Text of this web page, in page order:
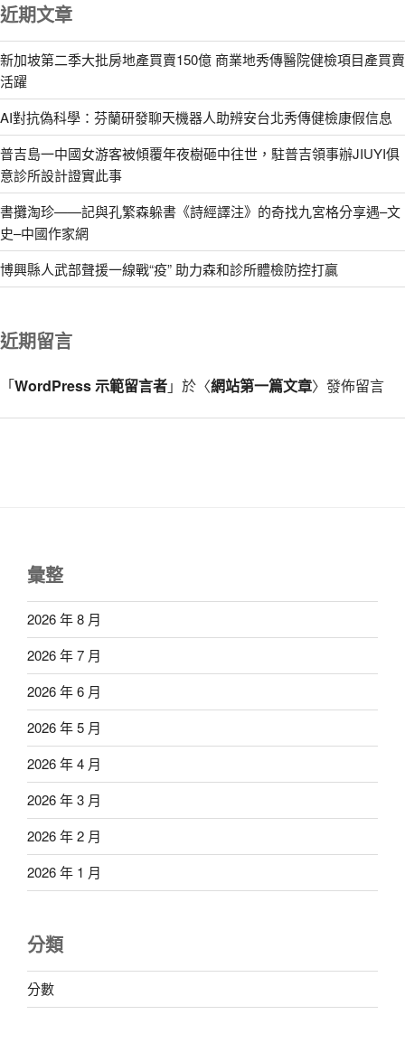
近期文章
新加坡第二季大批房地產買賣150億 商業地秀傳醫院健檢項目產買賣
活躍
AI對抗偽科學：芬蘭研發聊天機器人助辨安台北秀傳健檢康假信息
普吉島一中國女游客被傾覆年夜樹砸中往世，駐普吉領事辦JIUYI俱
意診所設計證實此事
書攤淘珍——記與孔繁森躲書《詩經譯注》的奇找九宮格分享遇–文
史–中國作家網
博興縣人武部聲援一線戰“疫” 助力森和診所體檢防控打贏
近期留言
「WordPress 示範留言者」於〈網站第一篇文章〉發佈留言
彙整
2026 年 8 月
2026 年 7 月
2026 年 6 月
2026 年 5 月
2026 年 4 月
2026 年 3 月
2026 年 2 月
2026 年 1 月
分類
分數